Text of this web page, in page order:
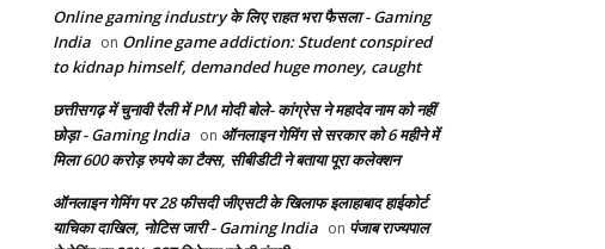
Online gaming industry के लिए राहत भरा फैसला - Gaming
India on Online game addiction: Student conspired
to kidnap himself, demanded huge money, caught
छत्तीसगढ़ में चुनावी रैली में PM मोदी बोले- कांग्रेस ने महादेव नाम को नहीं
छोड़ा - Gaming India on ऑनलाइन गेमिंग से सरकार को 6 महीने में
मिला 600 करोड़ रुपये का टैक्स, सीबीडीटी ने बताया पूरा कलेक्शन
ऑनलाइन गेमिंग पर 28 फीसदी जीएसटी के खिलाफ इलाहाबाद हाईकोर्ट
याचिका दाखिल, नोटिस जारी - Gaming India on पंजाब राज्यपाल